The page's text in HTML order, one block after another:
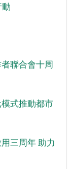
聯合會十周
式推動都市
三周年 助力